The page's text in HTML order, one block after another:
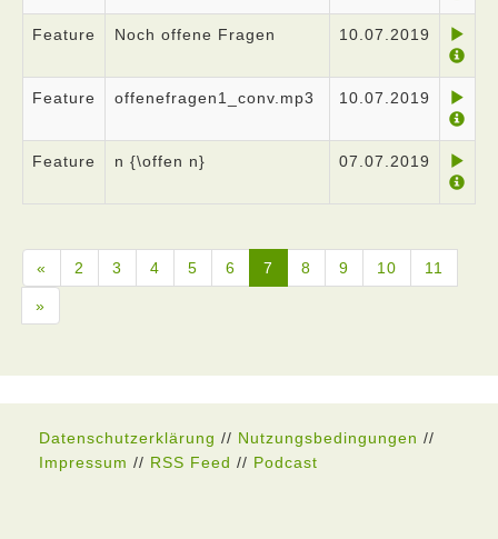
Feature Noch offene Fragen 10.07.2019
Feature offenefragen1_conv.mp3 10.07.2019
Feature n {\offen n} 07.07.2019
« 2 3 4 5 6 7 8 9 10 11
»
Datenschutzerklärung // Nutzungsbedingungen //
Impressum // RSS Feed // Podcast